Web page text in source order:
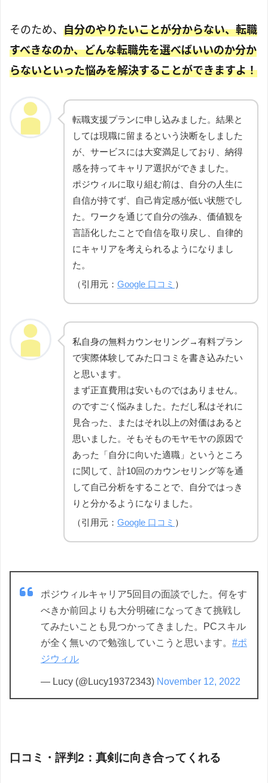
そのため、 自分のやりたいことが分からない、転職
すべきなのか、どんな転職先を選べばいいのか分か
らないといった悩みを解決することができますよ！
転職支援プランに申し込みました。結果と
しては現職に留まるという決断をしました
が、サービスには大変満足しており、納得
感を持ってキャリア選択ができました。
ポジウィルに取り組む前は、自分の人生に
自信が持てず、自己肯定感が低い状態でし
た。ワークを通じて自分の強み、価値観を
言語化したことで自信を取り戻し、自律的
にキャリアを考えられるようになりまし
た。
（引用元： Google 口コミ ）
私自身の無料カウンセリング→有料プラン
で実際体験してみた口コミを書き込みたい
と思います。
まず正直費用は安いものではありません。
のですごく悩みました。ただし私はそれに
見合った、またはそれ以上の対価はあると
思いました。そもそものモヤモヤの原因で
あった「自分に向いた適職」というところ
に関して、計10回のカウンセリング等を通
して自己分析をすることで、自分ではっき
りと分かるようになりました。
（引用元： Google 口コミ ）
ポジウィルキャリア5回目の面談でした。何をす
べきか前回よりも大分明確になってきて挑戦し
てみたいことも見つかってきました。PCスキル
が全く無いので勉強していこうと思います。 #ポ
ジウィル
— Lucy (@Lucy19372343) November 12, 2022
口コミ・評判2：真剣に向き合ってくれる